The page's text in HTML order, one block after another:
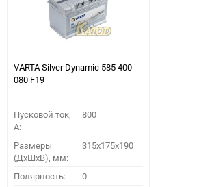
VARTA Silver Dynamic 585 400
080 F19
Пусковой ток,
A:
800
Размеры
(ДхШхВ), мм:
315x175x190
Полярность: 0